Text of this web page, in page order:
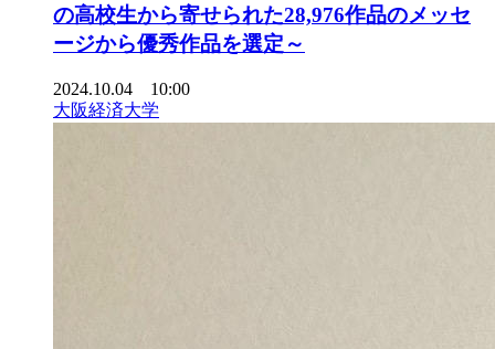
の高校生から寄せられた28,976作品のメッセ
ージから優秀作品を選定～
2024.10.04 10:00
大阪経済大学